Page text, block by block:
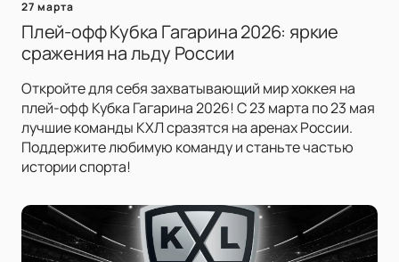
27 марта
Плей-офф Кубка Гагарина 2026: яркие
сражения на льду России
Откройте для себя захватывающий мир хоккея на
плей-офф Кубка Гагарина 2026! С 23 марта по 23 мая
лучшие команды КХЛ сразятся на аренах России.
Поддержите любимую команду и станьте частью
истории спорта!